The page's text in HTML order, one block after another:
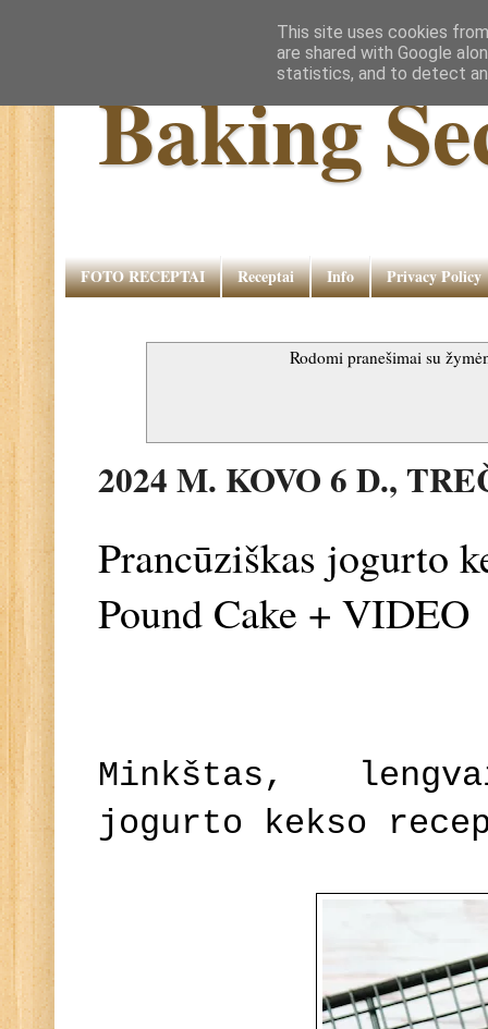
Baking
FOTO RECEPTAI Receptai Info Privacy Policy
Rodomi pranešimai su
2024 M. KOVO 6 D.,
Prancūziškas jogurto
Pound Cake + VIDEO
Minkštas,
jogurto kekso
This site uses cookies
are shared with Google
statistics, and to detect